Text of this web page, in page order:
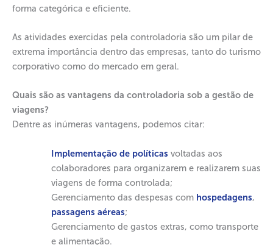
forma categórica e eficiente.
As atividades exercidas pela controladoria são um pilar de
extrema importância dentro das empresas, tanto do turismo
corporativo como do mercado em geral.
Quais são as vantagens da controladoria sob a gestão de
viagens?
Dentre as inúmeras vantagens, podemos citar:
Implementação de políticas voltadas aos
colaboradores para organizarem e realizarem suas
viagens de forma controlada;
Gerenciamento das despesas com hospedagens,
passagens aéreas;
Gerenciamento de gastos extras, como transporte
e alimentação.